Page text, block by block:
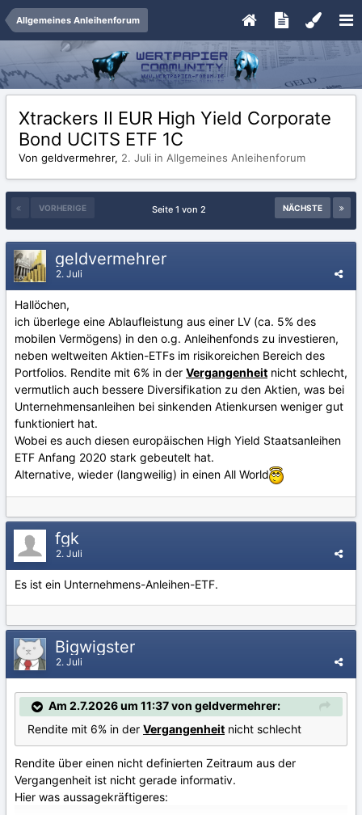
Allgemeines Anleihenforum
Xtrackers II EUR High Yield Corporate
Bond UCITS ETF 1C
Von geldvermehrer, 2. Juli in Allgemeines Anleihenforum
VORHERIGE NÄCHSTE
Seite 1 von 2
geldvermehrer
2. Juli
Hallöchen,
ich überlege eine Ablaufleistung aus einer LV (ca. 5% des
mobilen Vermögens) in den o.g. Anleihenfonds zu investieren,
neben weltweiten Aktien-ETFs im risikoreichen Bereich des
Portfolios. Rendite mit 6% in der Vergangenheit nicht schlecht,
vermutlich auch bessere Diversifikation zu den Aktien, was bei
Unternehmensanleihen bei sinkenden Atienkursen weniger gut
funktioniert hat.
Wobei es auch diesen europäischen High Yield Staatsanleihen
ETF Anfang 2020 stark gebeutelt hat.
Alternative, wieder (langweilig) in einen All World
fgk
2. Juli
Es ist ein Unternehmens-Anleihen-ETF.
Bigwigster
2. Juli
Am 2.7.2026 um 11:37 von geldvermehrer:
Rendite mit 6% in der Vergangenheit nicht schlecht
Rendite über einen nicht definierten Zeitraum aus der
Vergangenheit ist nicht gerade informativ.
Hier was aussagekräftigeres: